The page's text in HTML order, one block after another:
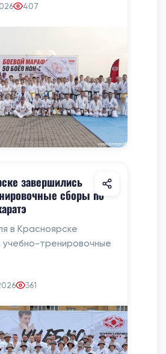
407
завершились
сборы по
в Красноярске
учебно-тренировочные
361